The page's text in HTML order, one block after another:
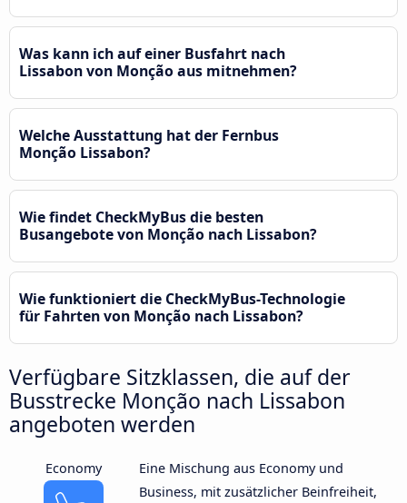
Was kann ich auf einer Busfahrt nach
Lissabon von Monção aus mitnehmen?
Welche Ausstattung hat der Fernbus
Monção Lissabon?
Wie findet CheckMyBus die besten
Busangebote von Monção nach Lissabon?
Wie funktioniert die CheckMyBus-Technologie
für Fahrten von Monção nach Lissabon?
Verfügbare Sitzklassen, die auf der
Busstrecke Monção nach Lissabon
angeboten werden
Economy
Eine Mischung aus Economy und
Business, mit zusätzlicher Beinfreiheit,